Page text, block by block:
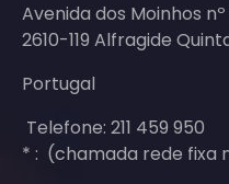
Avenida dos Moinhos nº
2610-119 Alfragide
Portugal
Telefone: 211 459 950
* : (chamada rede fixa